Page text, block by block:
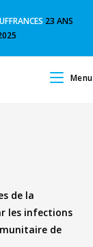
23 ANS
Menu
de la
les infections
de